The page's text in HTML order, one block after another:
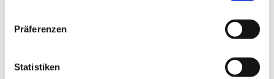
Präferenzen
Statistiken